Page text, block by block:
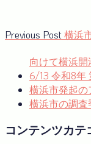
投
ナ
ビ
ー
Previous Post 横浜
向けて横浜開
6/13 令和8年
横浜市発起の
横浜市の調
コンテンツカテ